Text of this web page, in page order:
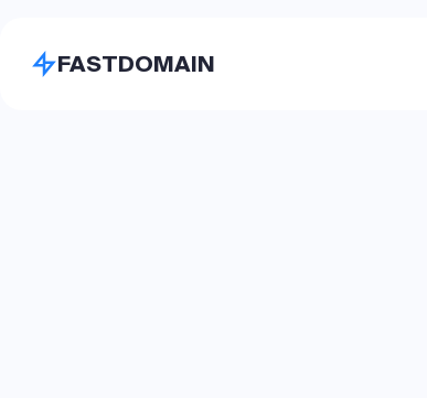
FASTDOMAIN